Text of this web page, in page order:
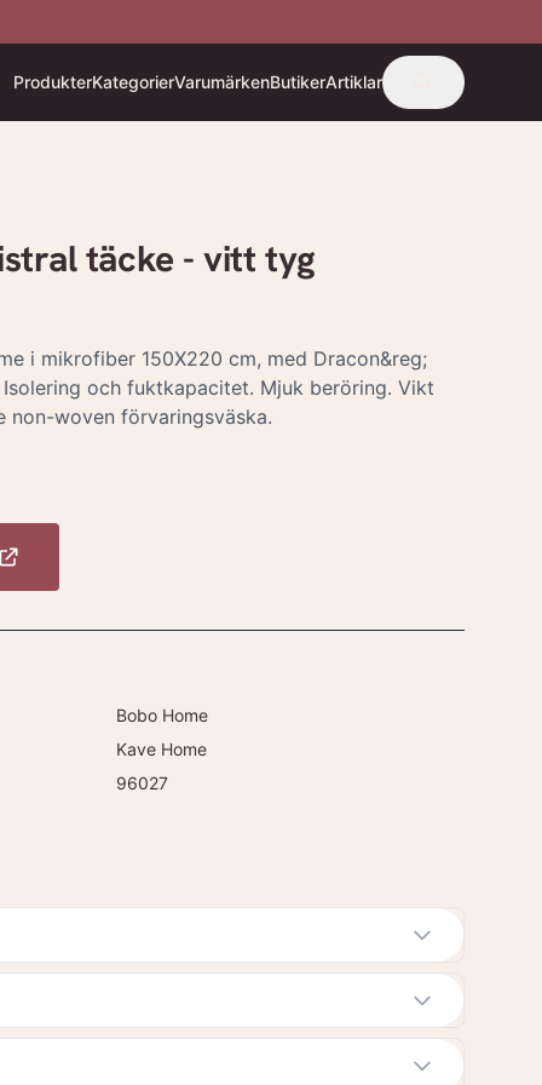
ProdukterKategorierVarumärkenButikerArtiklar
täcke - vitt tyg
i mikrofiber 150X220 cm, med Dracon&reg;
och fuktkapacitet. Mjuk beröring. Vikt
non-woven förvaringsväska.
Bobo Home
Kave Home
96027